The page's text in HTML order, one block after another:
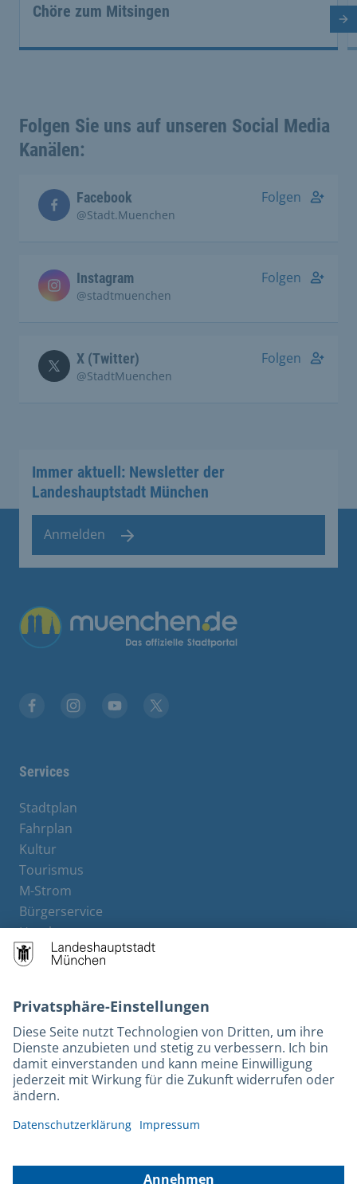
Chöre zum Mitsingen
Folgen Sie uns auf unseren Social Media
Kanälen:
Facebook
@Stadt.Muenchen
Folgen
Instagram
@stadtmuenchen
Folgen
X (Twitter)
@StadtMuenchen
Folgen
Immer aktuell: Newsletter der
Landeshauptstadt München
Anmelden
Übergreifende Links
Services
Stadtplan
Fahrplan
Kultur
Tourismus
M-Strom
Bürgerservice
Hotels
Barrierefreiheit
Leichte Sprache
Gebärdensprache
Datenschutz
Impressum